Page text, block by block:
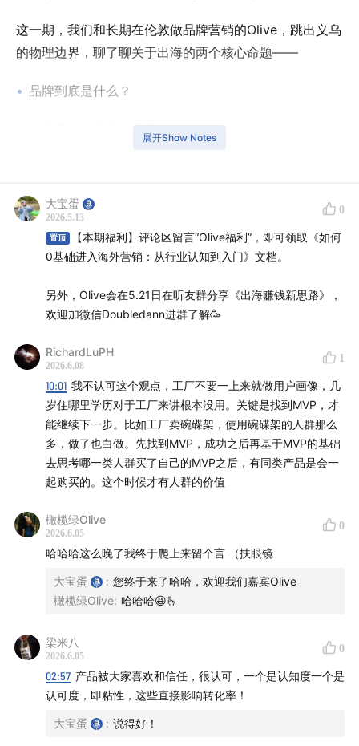
这一期，我们和长期在伦敦做品牌营销的Olive，跳出义乌
的物理边界，聊了聊关于出海的两个核心命题——
品牌到底是什么？
海外营销到底怎么做？
得听。
本期嘉宾
Olive：橄榄绿出海营销创始人，长期base伦敦，曾工作
与服务英国奢侈品家居、律所、私立医疗等多个行业的海
小红书账号@
本期三重听友福利
【福利一｜Olive福利】
听完本期播客，在评论区留言「Olive福利」
文档——《如何0基础入门海外营销：从行业认知到入
门》，适合所有想了解出海营销、却不知从哪里开始的朋
【福利二｜听友专属分享】
5月21日，Olive将在《义乌听见》听友群做一场内部分享
——《出海赚钱新思路：如何找到适合自己的海外市场机
会》，欢迎加微信Doubledann进听友群。
【福利三｜训练营专属优惠】
展开Show Notes
大宝蛋
2026.5.13
0
置顶
【本期福利】评论区留言“Olive福利”，即可领取《如何
0基础进入海外营销：从行业认知到入门》文档。
另外，Olive会在5.21日在听友群分享《出海赚钱新思路》，
欢迎加微信Doubledann进群了解🥳
RichardLuPH
2026.6.08
1
10:01 我不认可这个观点，工厂不要一上来就做用户画像，几
岁住哪里学历对于工厂来讲根本没用。关键是找到MVP，才
能继续下一步。比如工厂卖碗碟架，使用碗碟架的人群那么
多，做了也白做。先找到MVP，成功之后再基于MVP的基础
去思考哪一类人群买了自己的MVP之后，有同类产品是会一
起购买的。这个时候才有人群的价值
橄榄绿Olive
2026.6.05
0
哈哈哈这么晚了我终于爬上来留个言 （扶眼镜
大宝蛋 : 您终于来了哈哈，欢迎我们嘉宾Olive
橄榄绿Olive: 哈哈哈😆🫰
梁米八
2026.6.05
0
02:57 产品被大家喜欢和信任，很认可，一个是认知度一个是
认可度，即粘性，这些直接影响转化率！
大宝蛋 : 说得好！